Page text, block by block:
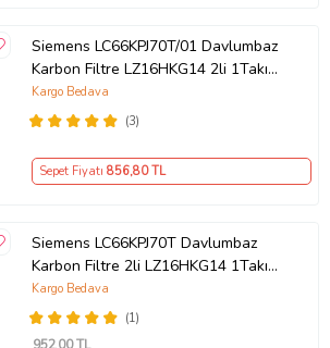
Siemens LC66KPJ70T/01 Davlumbaz
Karbon Filtre LZ16HKG14 2li 1Takım
Bacasız Aspiratör Kömür Filtresi
(3)
Kargo Bedava
Sepet Fiyatı 856,80 TL
Siemens LC66KPJ70T Davlumbaz
Karbon Filtre 2li LZ16HKG14 1Takım
Bacasız Aspiratör Kömür Filtresi
(1)
Kargo Bedava